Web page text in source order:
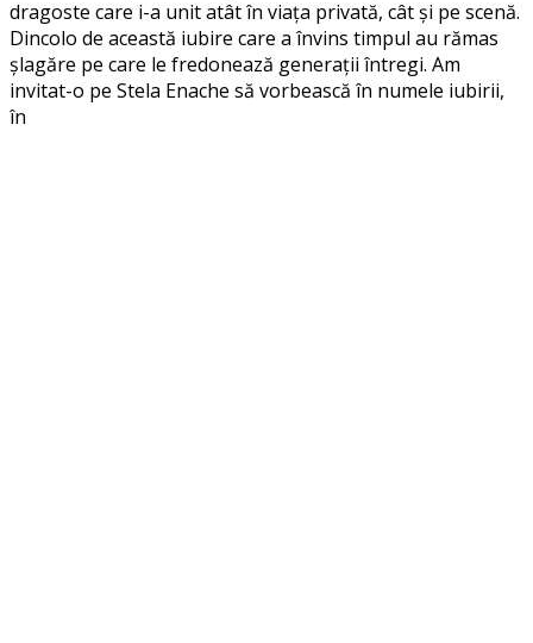
dragoste care i-a unit atât în viața privată, cât și pe scenă.
Dincolo de această iubire care a învins timpul au rămas
șlagăre pe care le fredonează generații întregi. Am
invitat-o pe Stela Enache să vorbească în numele iubirii,
în